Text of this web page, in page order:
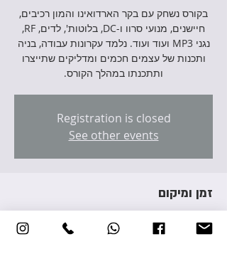
בקורס נשחק עם בקר הארדואינו והמון רכיבים,
חיישנים, מנועי סרוו ו-DC, בלוטות', לדים, RF,
נגני MP3 ועוד ועוד. נלמד עקרונות עבודה, בניה
ותכנות של עצמים חכמים ומדליקים שתייצרו
ותתכנתו במהלך הקורס.
Registration is closed
See other events
זמן ומיקום
03 באוג׳ 2023, 18:00 – 20:30
Yehud-Monosson, Avraham Giron St 3,